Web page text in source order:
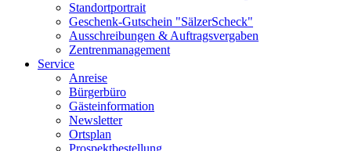
Standortportrait
Geschenk-Gutschein "SälzerScheck"
Ausschreibungen & Auftragsvergaben
Zentrenmanagement
Service
Anreise
Bürgerbüro
Gästeinformation
Newsletter
Ortsplan
Prospektbestellung